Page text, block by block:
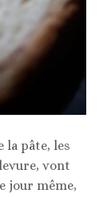
la pâte, les
vont
jour même,